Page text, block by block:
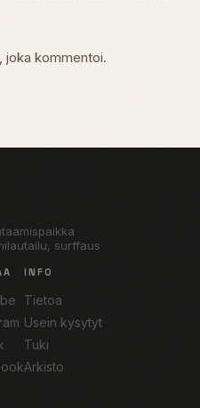
joka kommentoi.
surffaus
INFO
Tietoa
Usein kysytyt
Tuki
Arkisto